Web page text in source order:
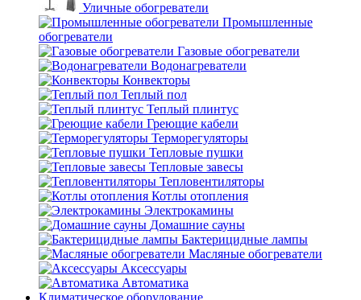
Уличные обогреватели
Промышленные
обогреватели
Газовые обогреватели
Водонагреватели
Конвекторы
Теплый пол
Теплый плинтус
Греющие кабели
Терморегуляторы
Тепловые пушки
Тепловые завесы
Тепловентиляторы
Котлы отопления
Электрокамины
Домашние сауны
Бактерицидные лампы
Масляные обогреватели
Аксессуары
Автоматика
Климатическое оборудование